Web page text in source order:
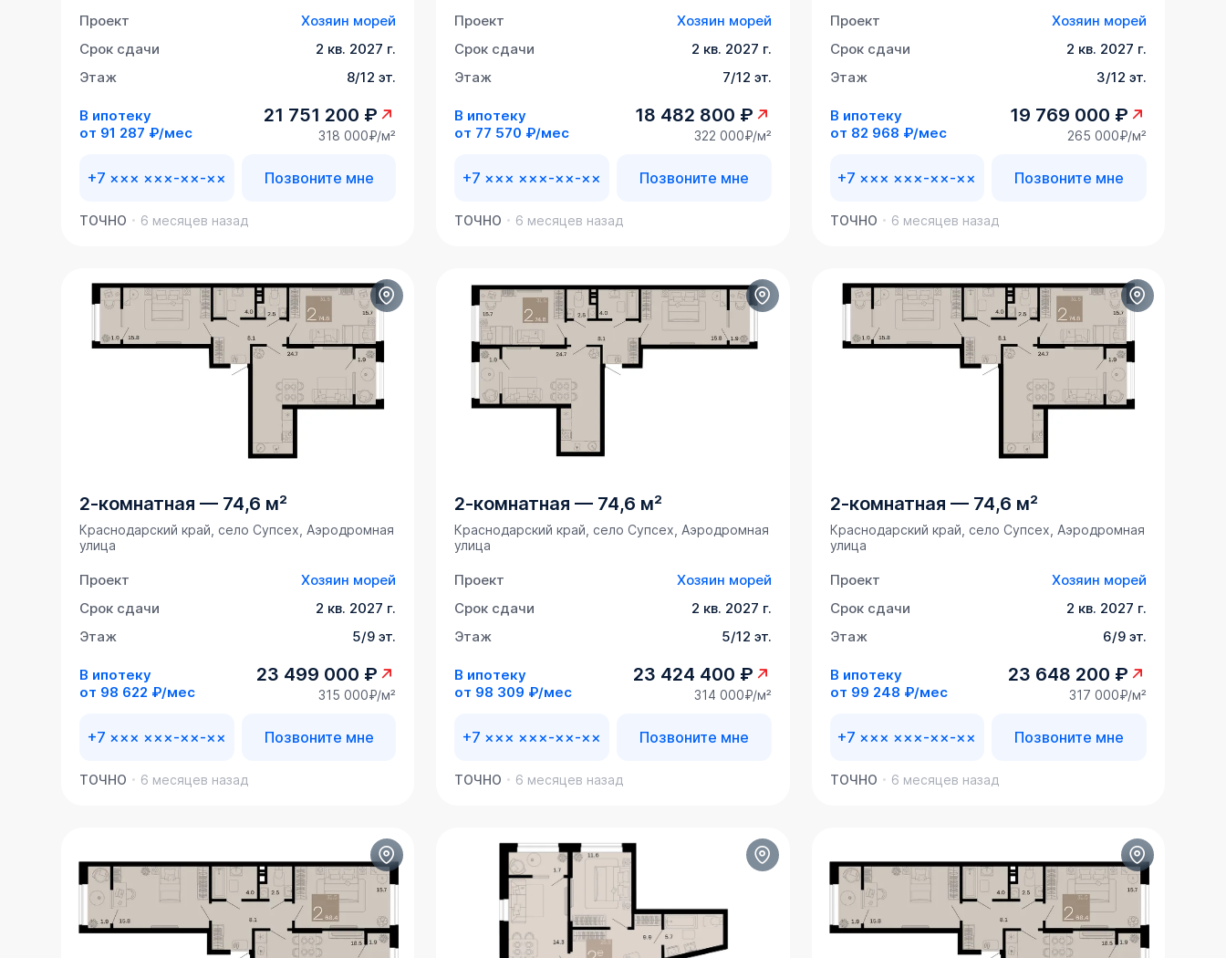
Проект
Хозяин морей
Срок сдачи
2 кв. 2027 г.
Этаж
8/12 эт.
В ипотеку
от 91 287 ₽/мес
21 751 200 ₽
318 000₽/м²
+7 ××× ×××-××-×× Позвоните мне
ТОЧНО 6 месяцев назад
Проект
Хозяин морей
Срок сдачи
2 кв. 2027 г.
Этаж
7/12 эт.
В ипотеку
от 77 570 ₽/мес
18 482 800 ₽
322 000₽/м²
+7 ××× ×××-××-×× Позвоните мне
ТОЧНО 6 месяцев назад
Проект
Хозяин морей
Срок сдачи
2 кв. 2027 г.
Этаж
3/12 эт.
В ипотеку
от 82 968 ₽/мес
19 769 000 ₽
265 000₽/м²
+7 ××× ×××-××-×× Позвоните мне
ТОЧНО 6 месяцев назад
2-комнатная — 74,6 м²
Краснодарский край, село Супсех, Аэродромная
улица
Проект
Хозяин морей
Срок сдачи
2 кв. 2027 г.
Этаж
5/9 эт.
В ипотеку
от 98 622 ₽/мес
23 499 000 ₽
315 000₽/м²
+7 ××× ×××-××-×× Позвоните мне
ТОЧНО 6 месяцев назад
2-комнатная — 74,6 м²
Краснодарский край, село Супсех, Аэродромная
улица
Проект
Хозяин морей
Срок сдачи
2 кв. 2027 г.
Этаж
5/12 эт.
В ипотеку
от 98 309 ₽/мес
23 424 400 ₽
314 000₽/м²
+7 ××× ×××-××-×× Позвоните мне
ТОЧНО 6 месяцев назад
2-комнатная — 74,6 м²
Краснодарский край, село Супсех, Аэродромная
улица
Проект
Хозяин морей
Срок сдачи
2 кв. 2027 г.
Этаж
6/9 эт.
В ипотеку
от 99 248 ₽/мес
23 648 200 ₽
317 000₽/м²
+7 ××× ×××-××-×× Позвоните мне
ТОЧНО 6 месяцев назад